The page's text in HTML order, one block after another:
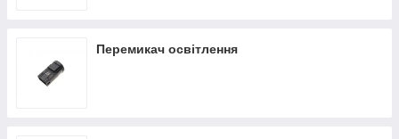
Перемикач освітлення